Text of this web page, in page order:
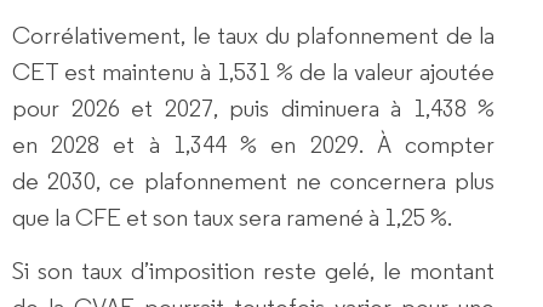
Corrélativement, le taux du plafonnement de la
CET est maintenu à 1,531 % de la valeur ajoutée
pour 2026 et 2027, puis diminuera à 1,438 %
en 2028 et à 1,344 % en 2029. À compter
de 2030, ce plafonnement ne concernera plus
que la CFE et son taux sera ramené à 1,25 %.
Si son taux d’imposition reste gelé, le montant